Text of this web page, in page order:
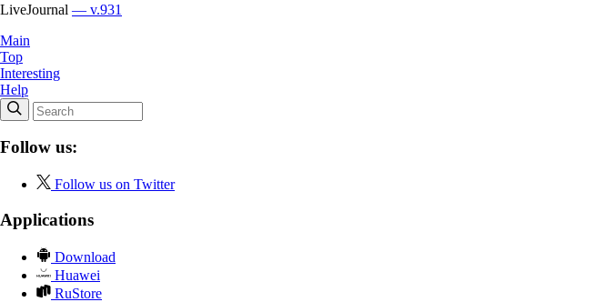
LiveJournal — v.931
Main
Top
Interesting
Help
Follow us:
Follow us on Twitter
Applications
Download
Huawei
RuStore